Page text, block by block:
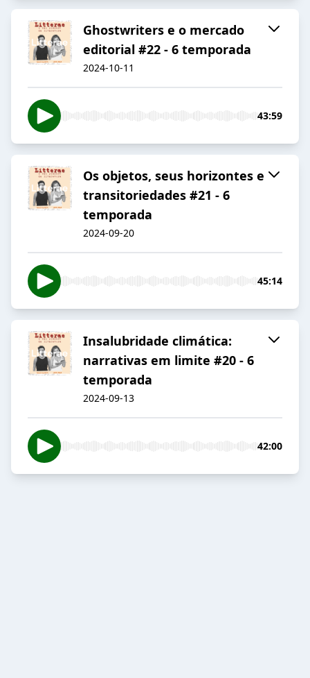
Ghostwriters e o mercado
editorial #22 - 6 temporada
2024-10-11
43:59
Os objetos, seus horizontes e
transitoriedades #21 - 6
temporada
2024-09-20
45:14
Insalubridade climática:
narrativas em limite #20 - 6
temporada
2024-09-13
42:00